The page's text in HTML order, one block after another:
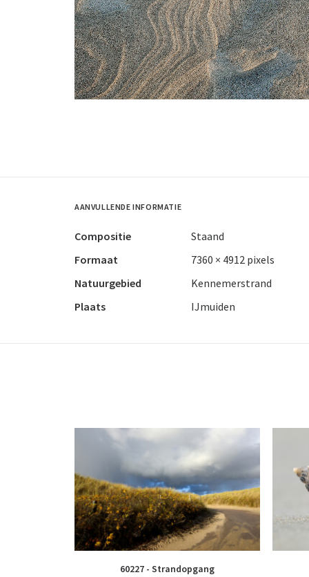
AANVULLENDE INFORMATIE
Compositie
Staand
Formaat
7360 × 4912 pixels
Natuurgebied
Kennemerstrand
Plaats
IJmuiden
60227 - Strandopgang